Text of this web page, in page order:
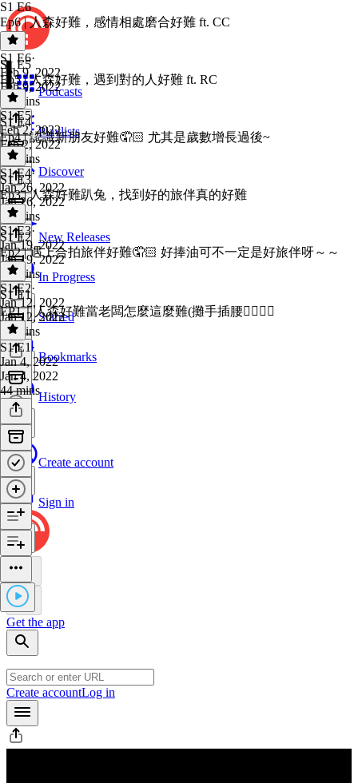
Podcasts
Playlists
Discover
New Releases
In Progress
Starred
Bookmarks
History
Create account
Sign in
Get the app
Create accountLog in
S1 E6
Ep6 | 人森好難，感情相處磨合好難 ft. CC
S1 E6·
Feb 9, 2022
Feb 9, 2022
50 mins
S1 E5
Ep5 | 人森好難，遇到對的人好難 ft. RC
S1 E5·
Feb 2, 2022
Feb 2, 2022
49 mins
S1 E4
Ep4 | 認識新朋友好難🤦🏻 尤其是歲數增長過後~
S1 E4·
Jan 26, 2022
Jan 26, 2022
52 mins
S1 E3
Ep3 | 人森好難趴兔，找到好的旅伴真的好難
S1 E3·
Jan 19, 2022
Jan 19, 2022
58 mins
S1 E2
Ep2 | 遇上合拍旅伴好難🤦🏻 好捧油可不一定是好旅伴呀～～
S1 E2·
Jan 12, 2022
Jan 12, 2022
55 mins
S1 E1
EP1｜人森好難當老闆怎麼這麼難(攤手插腰🤷‍♀️🤷‍♂️
S1 E1 ·
Jan 4, 2022
Jan 4, 2022
44 mins